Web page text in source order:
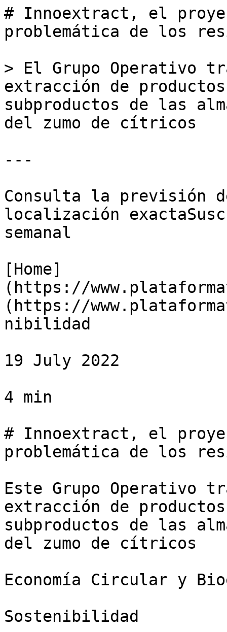
# Innoextract, el
problemática de los
> El Grupo Operativo
extracción de
subproductos de las
del zumo de cítricos
---
Consulta la previsión
localización
semanal
[Home]
(https://
(https://
nibilidad
19 July 2022
4 min
# Innoextract, el
problemática de los
Este Grupo Operativo
extracción de
subproductos de las
del zumo de cítricos
Economía Circular y
Sostenibilidad